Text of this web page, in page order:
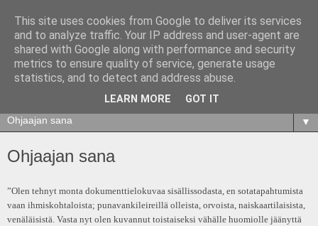
▼
Ohjaajan sana
”Olen tehnyt monta dokumenttielokuvaa sisällissodasta, en sotatapahtumista
vaan ihmiskohtaloista; punavankileireillä olleista, orvoista, naiskaartilaisista,
venäläisistä. Vasta nyt olen kuvannut toistaiseksi vähälle huomiolle jäänyttä
This site uses cookies from Google to deliver its services
and to analyze traffic. Your IP address and user-agent are
shared with Google along with performance and security
metrics to ensure quality of service, generate usage
statistics, and to detect and address abuse.
LEARN MORE GOT IT